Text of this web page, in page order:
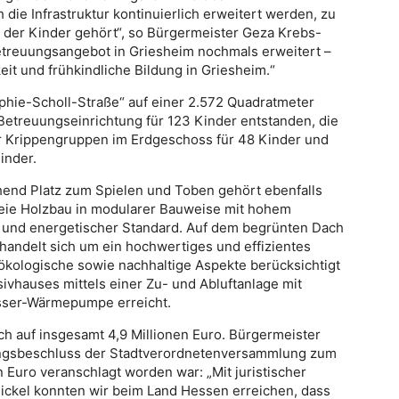
die Infrastruktur kontinuierlich erweitert werden, zu
Kinder gehört“, so Bürgermeister Geza Krebs-
in Griesheim nochmals erweitert –
und frühkindliche Bildung in Griesheim.“
Scholl-Straße“ auf einer 2.572 Quadratmeter
für 123 Kinder entstanden, die
im Erdgeschoss für 48 Kinder und
Platz zum Spielen und Toben gehört ebenfalls
Holzbau in modularer Bauweise mit hohem
energetischer Standard. Auf dem begrünten Dach
sich um ein hochwertiges und effizientes
sowie nachhaltige Aspekte berücksichtigt
mittels einer Zu- und Abluftanlage mit
Wärmepumpe erreicht.
auf insgesamt 4,9 Millionen Euro. Bürgermeister
der Stadtverordnetenversammlung zum
veranschlagt worden war: „Mit juristischer
konnten wir beim Land Hessen erreichen, dass